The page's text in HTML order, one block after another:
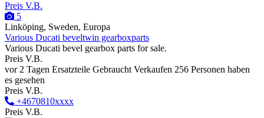
Preis V.B.
5
Linköping, Sweden, Europa
Various Ducati beveltwin gearboxparts
Various Ducati bevel gearbox parts for sale.
Preis V.B.
vor 2 Tagen Ersatzteile Gebraucht Verkaufen 256 Personen haben
es gesehen
Preis V.B.
+4670810xxxx
Preis V.B.